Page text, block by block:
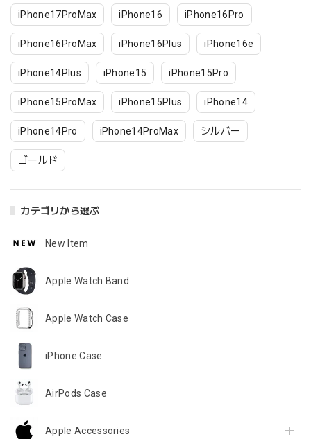
iPhone17ProMax iPhone16 iPhone16Pro
iPhone16ProMax iPhone16Plus iPhone16e
iPhone14Plus iPhone15 iPhone15Pro
iPhone15ProMax iPhone15Plus iPhone14
iPhone14Pro iPhone14ProMax シルバー
ゴールド
カテゴリから選ぶ
New Item
Apple Watch Band
Apple Watch Case
iPhone Case
AirPods Case
Apple Accessories